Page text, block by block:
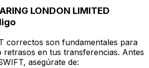
LONDON LIMITED
correctos son fundamentales para
retrasos en tus transferencias. Antes
asegúrate de: